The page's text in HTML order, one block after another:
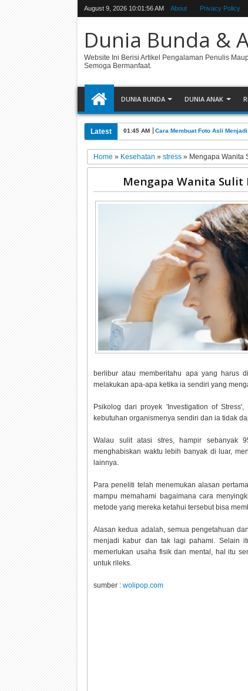
August 9, 2026 10:01:56 AM About Privacy Policy
Dunia Bunda &
Website Ini Berisi Artikel Pengalaman Penulis
Semoga Bermanfaat.
DUNIA BUNDA DUNIA ANAK
Latest 01:45 AM Cara Membuat Foto Asli
Home» Kesehatan»stress» Mengapa Wanita
Mengapa Wanita Sulit
berlibur atau memberitahu apa yang harus
melakukan apa-apa ketika ia sendiri yang
Psikolog dari proyek 'Investigation of
kebutuhan organismenya sendiri dan ia tidak
Walau sulit atasi stres, hampir sebanyak
menghabiskan waktu lebih banyak di luar,
lainnya.
Para peneliti telah menemukan alasan
mampu memahami bagaimana cara
metode yang mereka ketahui tersebut bisa
Alasan kedua adalah, semua pengetahuan
menjadi kabur dan tak lagi pahami. Selain
memerlukan usaha fisik dan mental, hal itu
untuk rileks.
sumber :wolipop.com